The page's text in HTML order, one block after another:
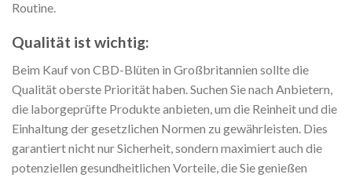
Routine.
Qualität ist wichtig:
Beim Kauf von CBD-Blüten in Großbritannien sollte die
Qualität oberste Priorität haben. Suchen Sie nach Anbietern,
die laborgeprüfte Produkte anbieten, um die Reinheit und die
Einhaltung der gesetzlichen Normen zu gewährleisten. Dies
garantiert nicht nur Sicherheit, sondern maximiert auch die
potenziellen gesundheitlichen Vorteile, die Sie genießen